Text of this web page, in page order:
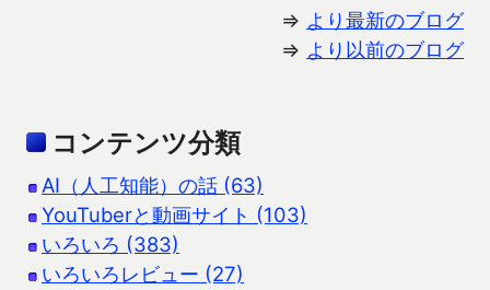
⇒ より最新のブログ
⇒ より以前のブログ
コンテンツ分類
AI（人工知能）の話 (63)
YouTuberと動画サイト (103)
いろいろ (383)
いろいろレビュー (27)